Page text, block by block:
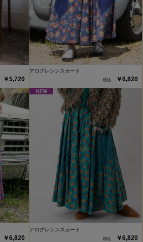
￥5,720
アログレシンスカート
￥6,820
￥6,820
アログレシンスカート
￥6,820